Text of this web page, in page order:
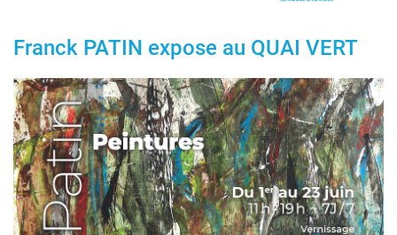
Franck PATIN expose au QUAI VERT